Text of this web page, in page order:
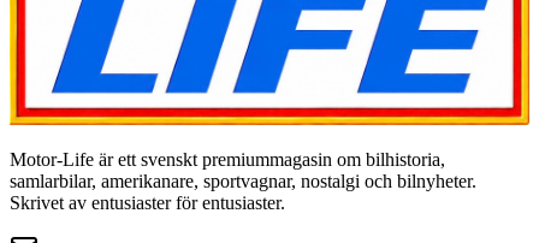
Motor-Life är ett svenskt premiummagasin om bilhistoria,
samlarbilar, amerikanare, sportvagnar, nostalgi och bilnyheter.
Skrivet av entusiaster för entusiaster.